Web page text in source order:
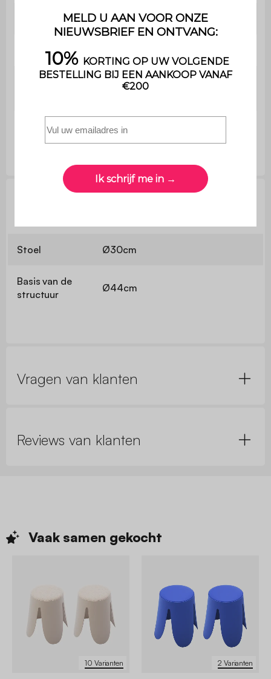
Binnen
Garantie
Eenvoudig te monteren -
Krukken Ø30 / 44 x H46cm (2,5kg)
Stoel Ø30cm
Basis van de
structuur
Ø44cm
Vragen van klanten
Reviews van klanten
Vaak samen gekocht
10 Varianten 2 Varianten